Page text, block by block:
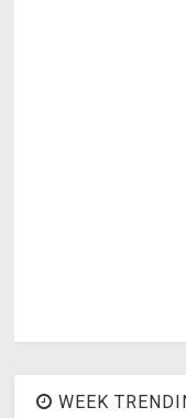
WEEK